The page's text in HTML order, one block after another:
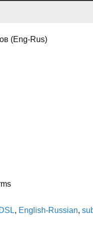
(Eng-Rus)
DSL, English-Russian,